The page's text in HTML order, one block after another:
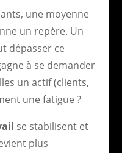
une moyenne
un repère. Un
dépasser ce
à se demander
un actif (clients,
une fatigue ?
se stabilisent et
plus